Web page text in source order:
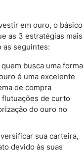
em ouro, o básico
as 3 estratégias mais
as seguintes:
quem busca uma forma
é uma excelente
de compra
flutuações de curto
do ouro no
sua carteira,
devido às suas